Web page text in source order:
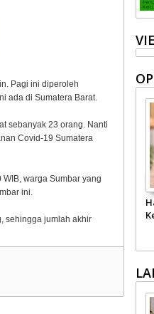
Pagi ini diperoleh
ada di Sumatera Barat.
sebanyak 23 orang. Nanti
Covid-19 Sumatera
warga Sumbar yang
ini.
sehingga jumlah akhir